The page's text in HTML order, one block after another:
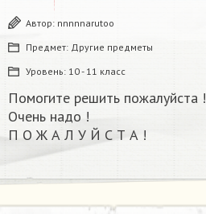
Автор: nnnnnarutoo
Предмет: Другие предметы
Уровень: 10 - 11 класс
Помогите решить пожалуйста !
Очень надо !
П О Ж А Л У Й С Т А !